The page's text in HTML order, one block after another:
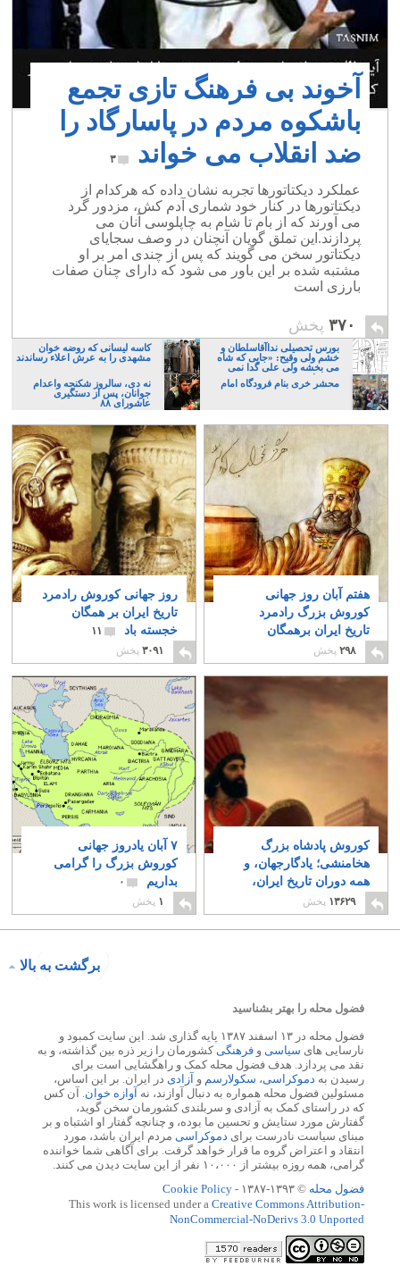
آخوند بی فرهنگ تازی تجمع
باشکوه مردم در پاسارگاد را
ضد انقلاب می خواند
۳
عملکرد دیکتاتورها تجربه نشان داده که هرکدام از
دیکتاتورها در کنار خود شماری آدم کش، مزدور گرد
می آورند که از بام تا شام به چاپلوسی آنان می
پردازند.این تملق گویان آنچنان در وصف سجایای
دیکتاتور سخن می گویند که پس از چندی امر بر او
مشتبه شده بر این باور می شود که دارای چنان صفات
بارزی است
۳۷۰ پخش
بورس تحصیلی نداآقاسلطان و
خشم ولی وقیح: «جایی که شاه
می بخشه ولی علی گدا نمی
بخشه!»
کاسه لیسانی که روضه خوان
مشهدی را به عرش اعلاء رساندند
محشر خری بنام فرودگاه امام
نه دی، سالروز شکنجه واعدام
جوانان، پس از دستگیری
عاشورای ۸۸
هفتم آبان روز جهانی
کوروش بزرگ رادمرد
تاریخ ایران برهمگان
خجسته باد
۲۹۸ پخش
روز جهانی کوروش رادمرد
تاریخ ایران بر همگان
خجسته باد
۱۱
۳۰۹۱ پخش
کوروش پادشاه بزرگ
هخامنشی؛ یادگارجهان، و
همه دوران تاریخ ایران،
ازگذشته، حال، و آینده
۱۵
۱۳۶۲۹ پخش
۷ آبان یادروز جهانی
کوروش بزرگ را گرامی
بداریم
۰
۱ پخش
برگشت به بالا
فضول محله را بهتر بشناسید
فضول محله در ۱۳ اسفند ۱۳۸۷ پایه گذاری شد. این سایت کمبود و
نارسایی های سیاسی و فرهنگیکشورمان را زیر ذره بین گذاشته، و به
نقد می پردازد. هدف فضول محله کمک و راهگشایی است برای
رسیدن به دموکراسی، سکولارسم و آزادی در ایران. بر این اساس،
مسئولین فضول محله همواره به دنبال آوازند، نه آوازه خوان. آن کس
که در راستای کمک به آزادی و سربلندی کشورمان سخن گوید،
گفتارش مورد ستایش و تحسین ما بوده، و چنانچه گفتار او اشتباه و بر
مبنای سیاست نادرست برای دموکراسی مردم ایران باشد، مورد
انتقاد و اعتراض گروه ما قرار خواهد گرفت. برای آگاهی شما خواننده
گرامی، همه روزه بیشتر از ۱۰،۰۰۰ نفر از این سایت دیدن می کنند.
فضول محله © ۱۳۹۳-۱۳۸۷ -
Cookie Policy
This work is licensed under a Creative Commons Attribution-
NonCommercial-NoDerivs 3.0 Unported